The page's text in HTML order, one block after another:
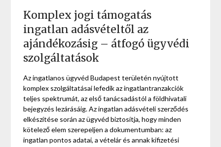
Komplex jogi támogatás
ingatlan adásvételtől az
ajándékozásig – átfogó ügyvédi
szolgáltatások
Az ingatlanos ügyvéd Budapest területén nyújtott
komplex szolgáltatásai lefedik az ingatlantranzakciók
teljes spektrumát, az első tanácsadástól a földhivatali
bejegyzés lezárásáig. Az ingatlan adásvételi szerződés
elkészítése során az ügyvéd biztosítja, hogy minden
kötelező elem szerepeljen a dokumentumban: az
ingatlan pontos adatai, a vételár és annak kifizetési